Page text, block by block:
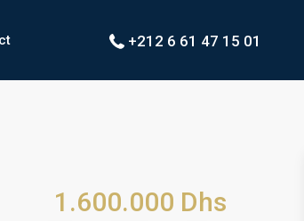
+212 6 61 47 15 01
1.600.000 Dhs